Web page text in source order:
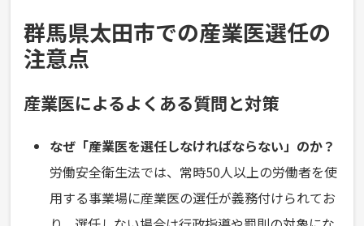
群馬県太田市での産業医選任の
注意点
産業医によるよくある質問と対策
なぜ「産業医を選任しなければならない」のか？
労働安全衛生法では、常時50人以上の労働者を使
用する事業場に産業医の選任が義務付けられてお